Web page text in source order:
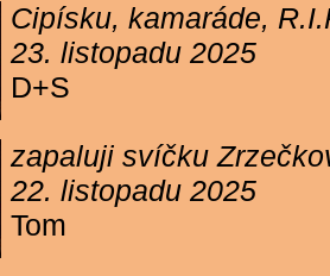
Cipísku, kamaráde,
23. listopadu 2025
D+S
zapaluji svíčku
22. listopadu 2025
Tom